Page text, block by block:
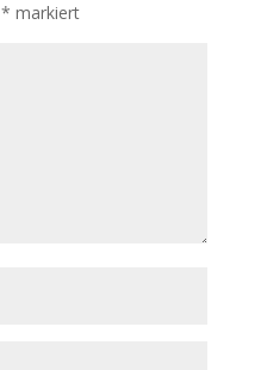
* markiert